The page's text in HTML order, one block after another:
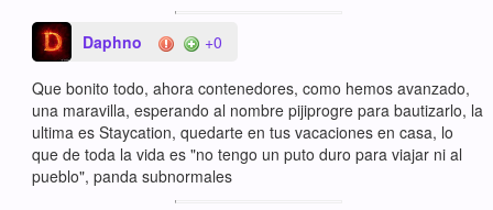
Daphno +0
Que bonito todo, ahora contenedores, como hemos avanzado,
una maravilla, esperando al nombre pijiprogre para bautizarlo, la
ultima es Staycation, quedarte en tus vacaciones en casa, lo
que de toda la vida es "no tengo un puto duro para viajar ni al
pueblo", panda subnormales